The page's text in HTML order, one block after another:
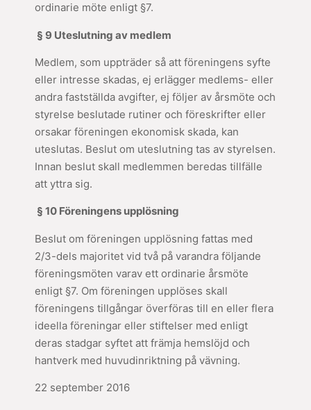
ordinarie möte enligt §7.
§ 9 Uteslutning av medlem
Medlem, som uppträder så att föreningens syfte
eller intresse skadas, ej erlägger medlems- eller
andra fastställda avgifter, ej följer av årsmöte och
styrelse beslutade rutiner och föreskrifter eller
orsakar föreningen ekonomisk skada, kan
uteslutas. Beslut om uteslutning tas av styrelsen.
Innan beslut skall medlemmen beredas tillfälle
att yttra sig.
§ 10 Föreningens upplösning
Beslut om föreningen upplösning fattas med
2/3-dels majoritet vid två på varandra följande
föreningsmöten varav ett ordinarie årsmöte
enligt §7. Om föreningen upplöses skall
föreningens tillgångar överföras till en eller flera
ideella föreningar eller stiftelser med enligt
deras stadgar syftet att främja hemslöjd och
hantverk med huvudinriktning på vävning.
22 september 2016